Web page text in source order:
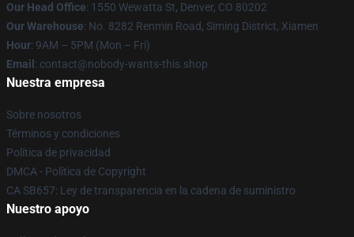
Our Head Office: 1550 Wewatta St, Denver, CO 80202
Our Warehouse: No. 8282 Renmin Road, Siming District, Xiamen
Hour: 9AM – 5PM (Mon – Fri)
Email : contact@nobody-wants-this.shop
Nuestra empresa
Sobre nosotros
Términos y condiciones
Política de privacidad
DMCA - Política de Copyright
CA SB657: Ley de transparencia en la cadena de suministro
Nuestro apoyo